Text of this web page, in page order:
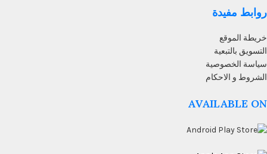
روابط مفيدة
خريطة الموقع
التسويق بالتبعية
سياسة الخصوصية
الشروط و الاحكام
AVAILABLE ON